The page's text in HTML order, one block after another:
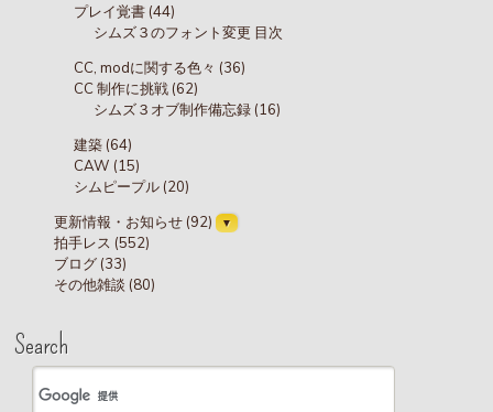
プレイ覚書 (44)
シムズ３のフォント変更 目次
CC, modに関する色々 (36)
CC 制作に挑戦 (62)
シムズ３オブ制作備忘録 (16)
建築 (64)
CAW (15)
シムピープル (20)
更新情報・お知らせ (92)
拍手レス (552)
ブログ (33)
その他雑談 (80)
Search